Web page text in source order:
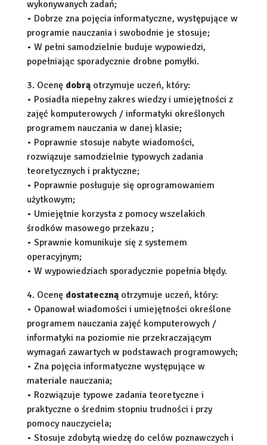
wykonywanych zadań;
• Dobrze zna pojęcia informatyczne, występujące w
programie nauczania i swobodnie je stosuje;
• W pełni samodzielnie buduje wypowiedzi,
popełniając sporadycznie drobne pomyłki.
3. Ocenę dobrą otrzymuje uczeń, który:
• Posiadła niepełny zakres wiedzy i umiejętności z
zajęć komputerowych / informatyki określonych
programem nauczania w danej klasie;
• Poprawnie stosuje nabyte wiadomości,
rozwiązuje samodzielnie typowych zadania
teoretycznych i praktyczne;
• Poprawnie posługuje się oprogramowaniem
użytkowym;
• Umiejętnie korzysta z pomocy wszelakich
środków masowego przekazu ;
• Sprawnie komunikuje się z systemem
operacyjnym;
• W wypowiedziach sporadycznie popełnia błędy.
4. Ocenę dostateczną otrzymuje uczeń, który:
• Opanował wiadomości i umiejętności określone
programem nauczania zajęć komputerowych /
informatyki na poziomie nie przekraczającym
wymagań zawartych w podstawach programowych;
• Zna pojęcia informatyczne występujące w
materiale nauczania;
• Rozwiązuje typowe zadania teoretyczne i
praktyczne o średnim stopniu trudności i przy
pomocy nauczyciela;
• Stosuje zdobytą wiedzę do celów poznawczych i